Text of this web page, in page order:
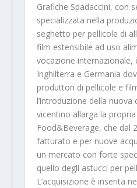
Grafiche Spadaccini, con
specializzata nella
seghetto per pellicole di
film estensibile ad uso
vocazione internazionale,
Inghilterra e Germania
produttori di pellicole e
l’introduzione della nuova
vicentino allarga la
Food&Beverage, che dal
fatturato e per nuove
un mercato con forte
quello degli astucci per
L’acquisizione è inserita